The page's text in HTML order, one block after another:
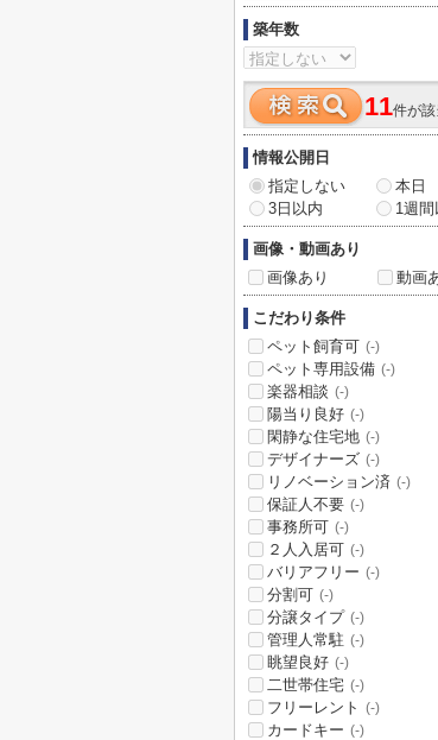
築年数
11件が該
情報公開日
指定しない
本日
3日以内
1週間
画像・動画あり
画像あり
動画
こだわり条件
ペット飼育可 (-)
ペット専用設備 (-)
楽器相談 (-)
陽当り良好 (-)
閑静な住宅地 (-)
デザイナーズ (-)
リノベーション済 (-)
保証人不要 (-)
事務所可 (-)
２人入居可 (-)
バリアフリー (-)
分割可 (-)
分譲タイプ (-)
管理人常駐 (-)
眺望良好 (-)
二世帯住宅 (-)
フリーレント (-)
カードキー (-)